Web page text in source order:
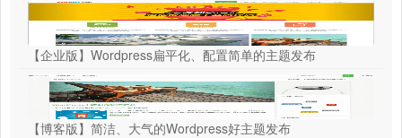
【企业版】Wordpress扁平化、配置简单的主题发布
【博客版】简洁、大气的Wordpress好主题发布